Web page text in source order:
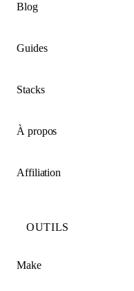
Blog
Guides
Stacks
À propos
Affiliation
OUTILS
Make